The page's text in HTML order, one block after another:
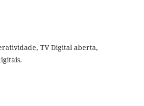
TV Digital aberta,